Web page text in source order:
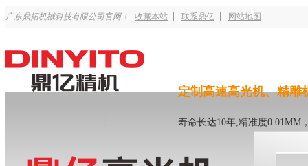
广东鼎拓机械科技有限公司官网！ 收藏本站 联系鼎亿 网站地图
定制高速高光机、精雕
寿命长达10年,精准度0.01MM